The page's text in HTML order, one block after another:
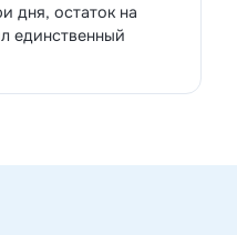
дня, остаток на
единственный